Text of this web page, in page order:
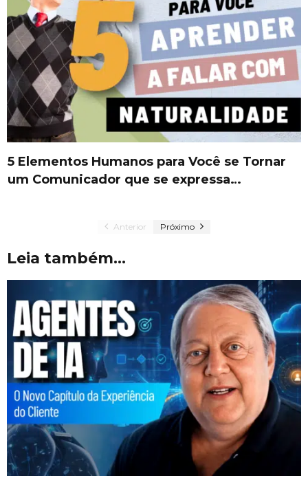
5 Elementos Humanos para Você se Tornar
um Comunicador que se expressa…
Anterior Próximo
Leia também...